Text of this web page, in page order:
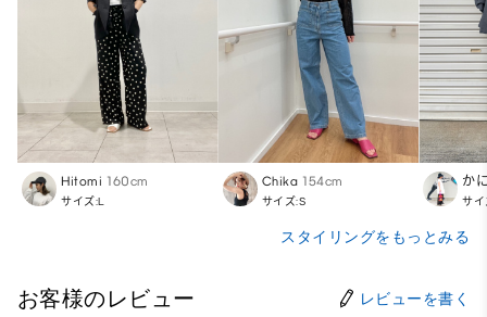
Hitomi 160cm
サイズ:L
Chika 154cm
サイズ:S
か
サイ
スタイリングをもっとみる
お客様のレビュー レビューを書く